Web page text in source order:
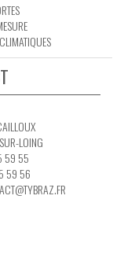
LOING
59 55
59 56